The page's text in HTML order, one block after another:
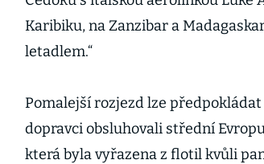
Karibiku, na Zanzibar a
letadlem.“
Pomalejší rozjezd lze
dopravci obsluhovali střední
která byla vyřazena z flotil kvůli